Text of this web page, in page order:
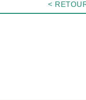
<